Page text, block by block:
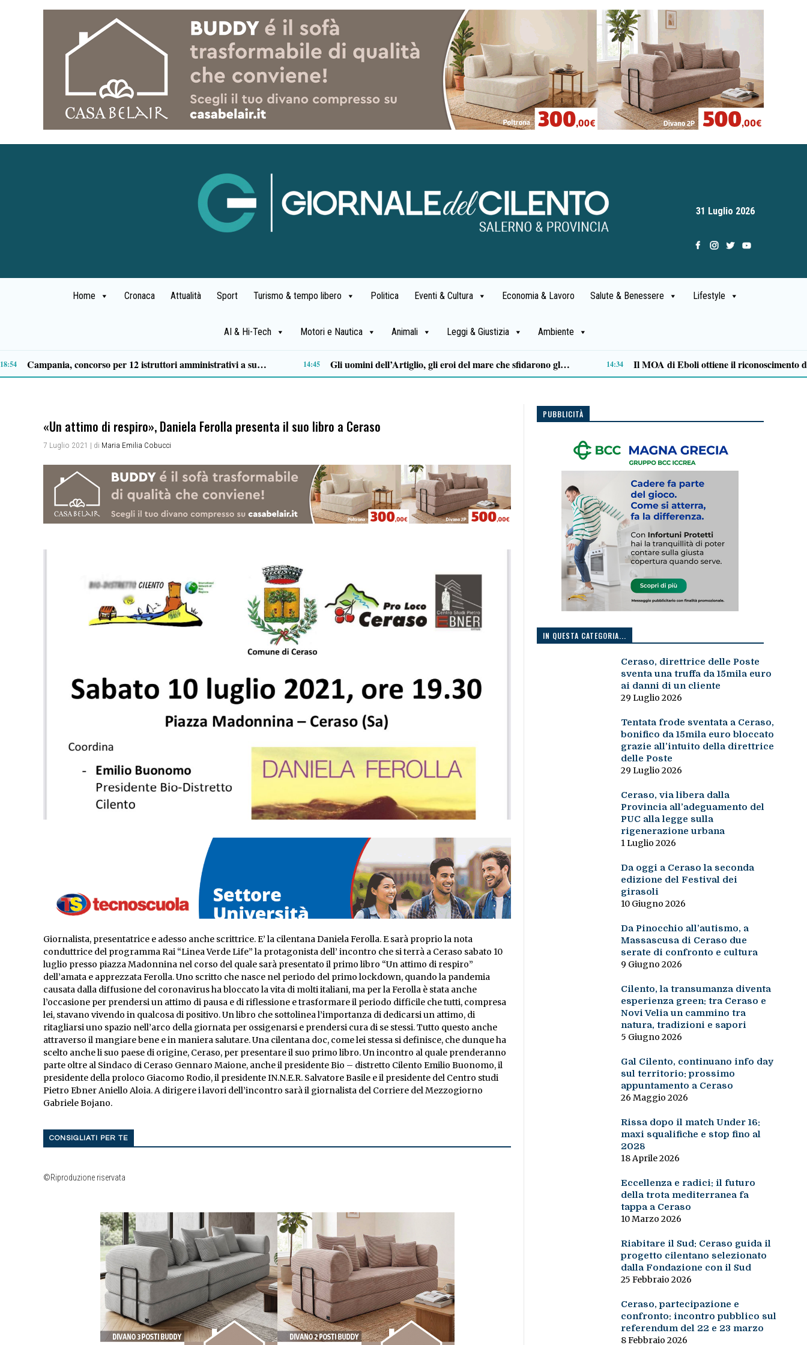
31 Luglio 2026
Home Cronaca Attualità Sport Turismo & tempo libero Politica Eventi & Cultura Economia & Lavoro Salute & Benessere Lifestyle
AI & Hi-Tech Motori e Nautica Animali Leggi & Giustizia Ambiente
12:29 Stipendi incompleti al Dea di Nocera, Pagani e Scafati. Nursind: «Chi sbaglia deve risponderne» 12:08 Alta formazione e lavoro: la Regione approva il Piano degli strumenti finanziari per l’occupazione 11:47
«Un attimo di respiro», Daniela Ferolla presenta il suo libro a Ceraso
7 Luglio 2021 | di Maria Emilia Cobucci
Giornalista, presentatrice e adesso anche scrittrice. E’ la cilentana Daniela Ferolla. E sarà proprio la nota
conduttrice del programma Rai “Linea Verde Life” la protagonista dell’ incontro che si terrà a Ceraso sabato 10
luglio presso piazza Madonnina nel corso del quale sarà presentato il primo libro “Un attimo di respiro”
dell’amata e apprezzata Ferolla. Uno scritto che nasce nel periodo del primo lockdown, quando la pandemia
causata dalla diffusione del coronavirus ha bloccato la vita di molti italiani, ma per la Ferolla è stata anche
l’occasione per prendersi un attimo di pausa e di riflessione e trasformare il periodo difficile che tutti, compresa
lei, stavano vivendo in qualcosa di positivo. Un libro che sottolinea l’importanza di dedicarsi un attimo, di
ritagliarsi uno spazio nell’arco della giornata per ossigenarsi e prendersi cura di se stessi. Tutto questo anche
attraverso il mangiare bene e in maniera salutare. Una cilentana doc, come lei stessa si definisce, che dunque ha
scelto anche li suo paese di origine, Ceraso, per presentare il suo primo libro. Un incontro al quale prenderanno
parte oltre al Sindaco di Ceraso Gennaro Maione, anche il presidente Bio – distretto Cilento Emilio Buonomo, il
presidente della proloco Giacomo Rodio, il presidente IN.N.E.R. Salvatore Basile e il presidente del Centro studi
Pietro Ebner Aniello Aloia. A dirigere i lavori dell’incontro sarà il giornalista del Corriere del Mezzogiorno
Gabriele Bojano.
CONSIGLIATI PER TE
©Riproduzione riservata
PUBBLICITÀ
IN QUESTA CATEGORIA...
Ceraso, direttrice delle Poste
sventa una truffa da 15mila euro
ai danni di un cliente
29 Luglio 2026
Tentata frode sventata a Ceraso,
bonifico da 15mila euro bloccato
grazie all’intuito della direttrice
delle Poste
29 Luglio 2026
Ceraso, via libera dalla
Provincia all’adeguamento del
PUC alla legge sulla
rigenerazione urbana
1 Luglio 2026
Da oggi a Ceraso la seconda
edizione del Festival dei
girasoli
10 Giugno 2026
Da Pinocchio all’autismo, a
Massascusa di Ceraso due
serate di confronto e cultura
9 Giugno 2026
Cilento, la transumanza diventa
esperienza green: tra Ceraso e
Novi Velia un cammino tra
natura, tradizioni e sapori
5 Giugno 2026
Gal Cilento, continuano info day
sul territorio: prossimo
appuntamento a Ceraso
26 Maggio 2026
Rissa dopo il match Under 16:
maxi squalifiche e stop fino al
2028
18 Aprile 2026
Eccellenza e radici: il futuro
della trota mediterranea fa
tappa a Ceraso
10 Marzo 2026
Riabitare il Sud: Ceraso guida il
progetto cilentano selezionato
dalla Fondazione con il Sud
25 Febbraio 2026
Ceraso, partecipazione e
confronto: incontro pubblico sul
referendum del 22 e 23 marzo
8 Febbraio 2026